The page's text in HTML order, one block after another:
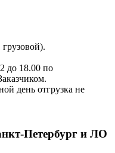
до 18.00 по
день отгрузка не
Петербург и ЛО